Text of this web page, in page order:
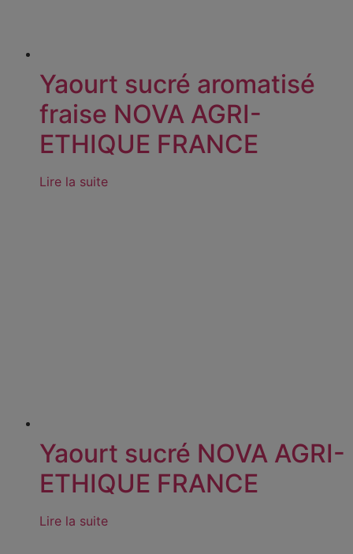
Yaourt sucré aromatisé
fraise NOVA AGRI-
ETHIQUE FRANCE
Lire la suite
Yaourt sucré NOVA AGRI-
ETHIQUE FRANCE
Lire la suite